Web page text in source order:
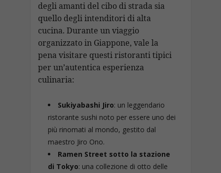
degli amanti del cibo di strada sia
quello degli intenditori di alta
cucina. Durante un viaggio
organizzato in Giappone, vale la
pena visitare questi ristoranti tipici
per un’autentica esperienza
culinaria:
Sukiyabashi Jiro: un leggendario
ristorante sushi noto per essere uno dei
più rinomati al mondo, gestito dal
maestro Jiro Ono.
Ramen Street sotto la stazione
di Tokyo: una collezione di otto delle